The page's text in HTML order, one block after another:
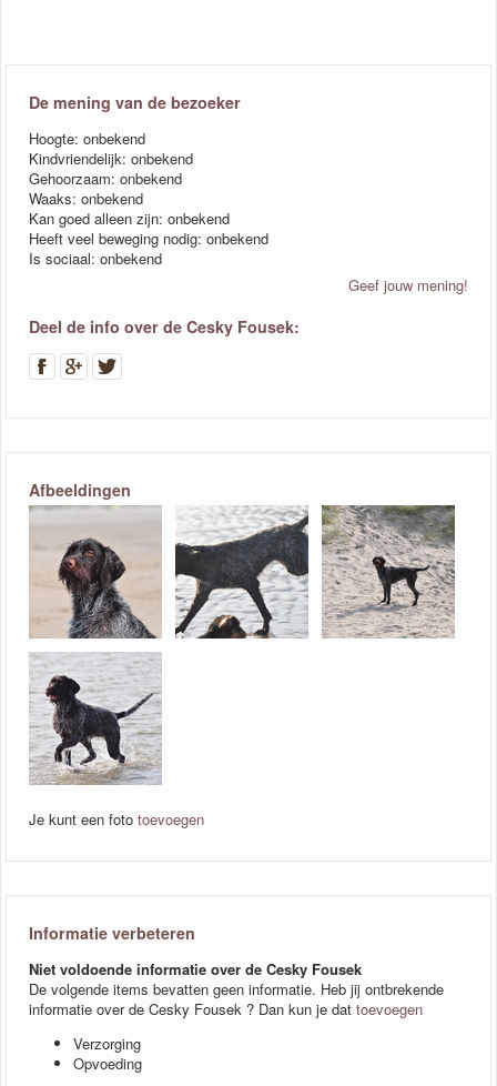
De mening van de bezoeker
Hoogte: onbekend
Kindvriendelijk: onbekend
Gehoorzaam: onbekend
Waaks: onbekend
Kan goed alleen zijn: onbekend
Heeft veel beweging nodig: onbekend
Is sociaal: onbekend
Geef jouw mening!
Deel de info over de Cesky Fousek:
Afbeeldingen
Je kunt een foto toevoegen
Informatie verbeteren
Niet voldoende informatie over de Cesky Fousek
De volgende items bevatten geen informatie. Heb jij ontbrekende
informatie over de Cesky Fousek ? Dan kun je dat toevoegen
Verzorging
Opvoeding